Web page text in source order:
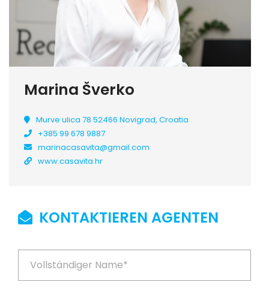
Marina Šverko
Murve ulica 78 52466 Novigrad, Croatia
+385 99 678 9887
marinacasavita@gmail.com
www.casavita.hr
KONTAKTIEREN AGENTEN